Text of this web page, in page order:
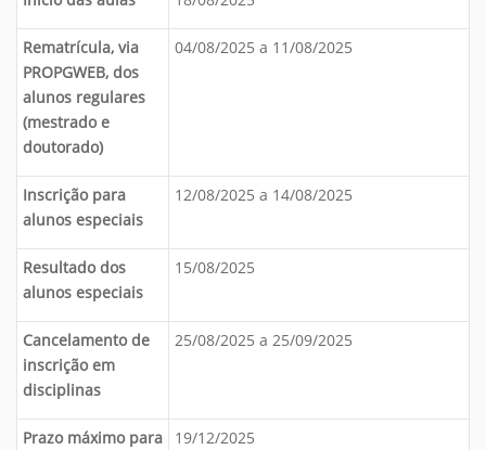
Rematrícula, via
PROPGWEB, dos
alunos regulares
(mestrado e
doutorado)
04/08/2025 a 11/08/2025
Inscrição para
alunos especiais
12/08/2025 a 14/08/2025
Resultado dos
alunos especiais
15/08/2025
Cancelamento de
inscrição em
disciplinas
25/08/2025 a 25/09/2025
Prazo máximo para
19/12/2025